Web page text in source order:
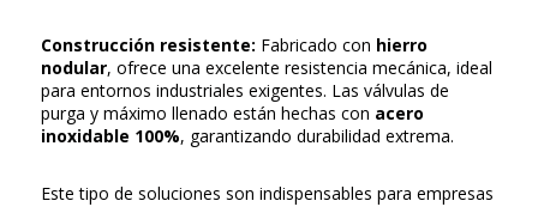
Construcción resistente: Fabricado con hierro
nodular, ofrece una excelente resistencia mecánica, ideal
para entornos industriales exigentes. Las válvulas de
purga y máximo llenado están hechas con acero
inoxidable 100%, garantizando durabilidad extrema.
Este tipo de soluciones son indispensables para empresas